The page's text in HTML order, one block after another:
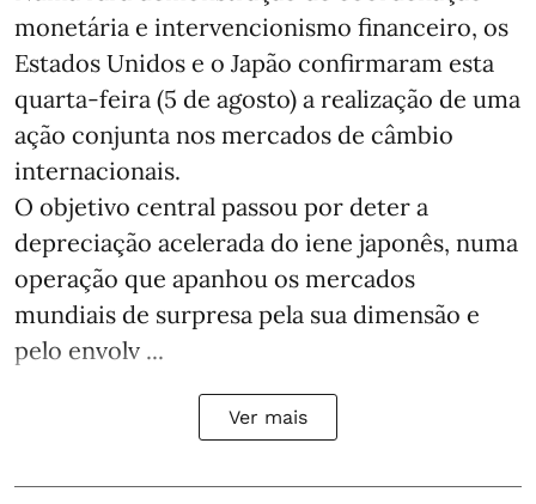
monetária e intervencionismo financeiro, os
Estados Unidos e o Japão confirmaram esta
quarta-feira (5 de agosto) a realização de uma
ação conjunta nos mercados de câmbio
internacionais.
O objetivo central passou por deter a
depreciação acelerada do iene japonês, numa
operação que apanhou os mercados
mundiais de surpresa pela sua dimensão e
pelo envolv ...
Ver mais